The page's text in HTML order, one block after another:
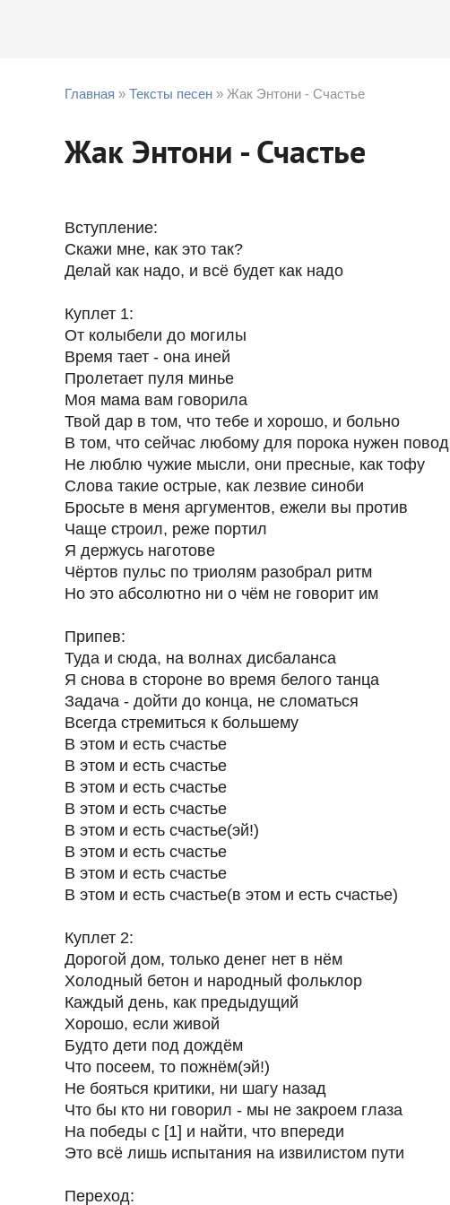
Главная » Тексты песен » Жак Энтони - Счастье
Жак Энтони - Счастье
Вступление:
Скажи мне, как это так?
Делай как надо, и всё будет как надо
Куплет 1:
От колыбели до могилы
Время тает - она иней
Пролетает пуля минье
Моя мама вам говорила
Твой дар в том, что тебе и хорошо, и больно
В том, что сейчас любому для порока нужен повод
Не люблю чужие мысли, они пресные, как тофу
Слова такие острые, как лезвие синоби
Бросьте в меня аргументов, ежели вы против
Чаще строил, реже портил
Я держусь наготове
Чёртов пульс по триолям разобрал ритм
Но это абсолютно ни о чём не говорит им
Припев:
Туда и сюда, на волнах дисбаланса
Я снова в стороне во время белого танца
Задача - дойти до конца, не сломаться
Всегда стремиться к большему
В этом и есть счастье
В этом и есть счастье
В этом и есть счастье
В этом и есть счастье
В этом и есть счастье(эй!)
В этом и есть счастье
В этом и есть счастье
В этом и есть счастье(в этом и есть счастье)
Куплет 2:
Дорогой дом, только денег нет в нём
Холодный бетон и народный фольклор
Каждый день, как предыдущий
Хорошо, если живой
Будто дети под дождём
Что посеем, то пожнём(эй!)
Не бояться критики, ни шагу назад
Что бы кто ни говорил - мы не закроем глаза
На победы с [1] и найти, что впереди
Это всё лишь испытания на извилистом пути
Переход: